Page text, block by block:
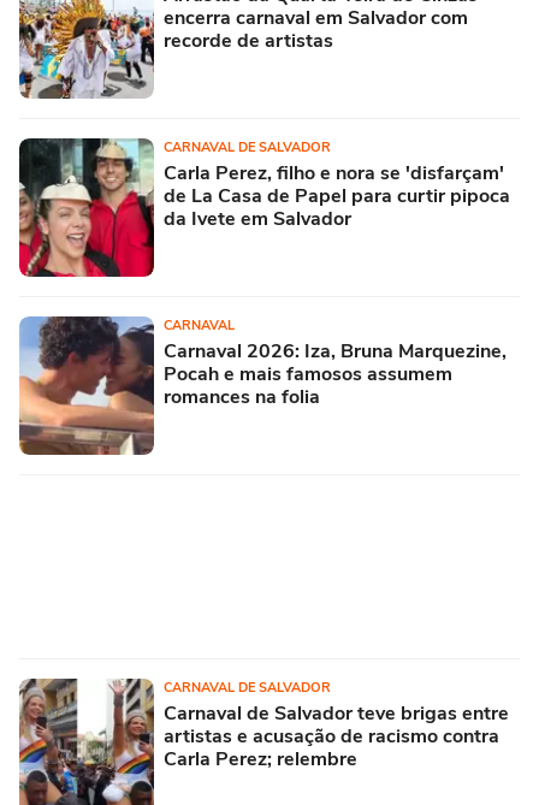
encerra carnaval em Salvador com
recorde de artistas
CARNAVAL DE SALVADOR
Carla Perez, filho e nora se 'disfarçam'
de La Casa de Papel para curtir pipoca
da Ivete em Salvador
CARNAVAL
Carnaval 2026: Iza, Bruna Marquezine,
Pocah e mais famosos assumem
romances na folia
CARNAVAL DE SALVADOR
Carnaval de Salvador teve brigas entre
artistas e acusação de racismo contra
Carla Perez; relembre